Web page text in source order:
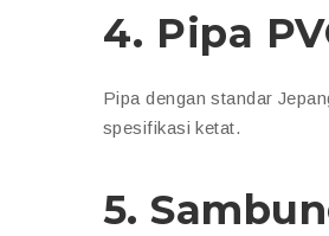
4. Pipa
Pipa dengan standar
spesifikasi ketat.
5.